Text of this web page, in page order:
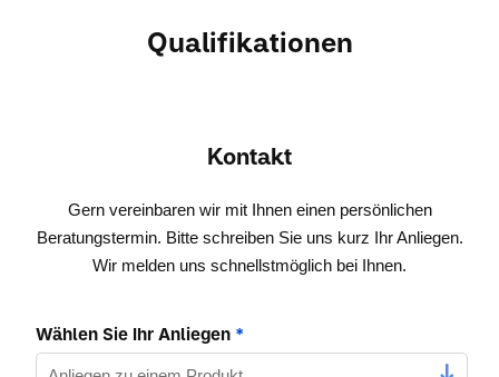
Qualifikationen
Kontakt
Gern vereinbaren wir mit Ihnen einen persönlichen
Beratungstermin. Bitte schreiben Sie uns kurz Ihr Anliegen.
Wir melden uns schnellstmöglich bei Ihnen.
Wählen Sie Ihr Anliegen *